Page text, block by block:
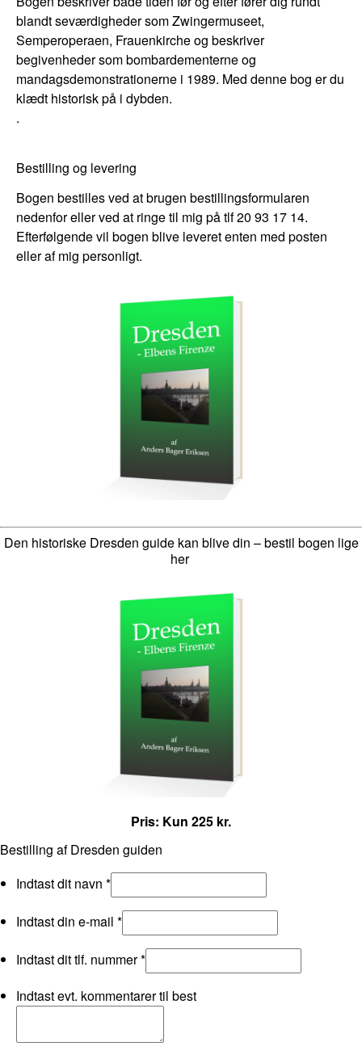
blandt seværdigheder som Zwingermuseet,
Semperoperaen, Frauenkirche og beskriver
begivenheder som bombardementerne og
mandagsdemonstrationerne i 1989. Med denne bog er du
klædt historisk på i dybden.
.
Bestilling og levering
Bogen bestilles ved at brugen bestillingsformularen
nedenfor eller ved at ringe til mig på tlf 20 93 17 14.
Efterfølgende vil bogen blive leveret enten med posten
eller af mig personligt.
Den historiske Dresden guide kan blive din – bestil bogen lige
her
Pris: Kun 225 kr.
Bestilling af Dresden guiden
Indtast dit navn *
Indtast din e-mail *
Indtast dit tlf. nummer*
Indtast evt. kommentarer til best